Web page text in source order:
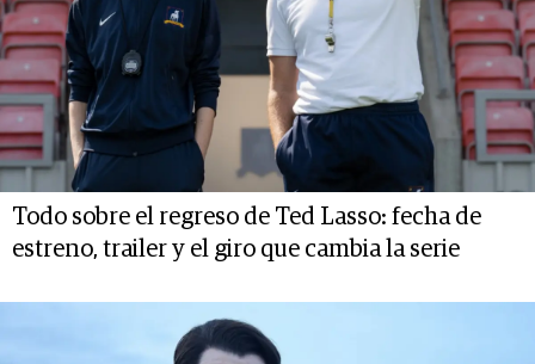
Todo sobre el regreso de Ted Lasso: fecha de
estreno, trailer y el giro que cambia la serie